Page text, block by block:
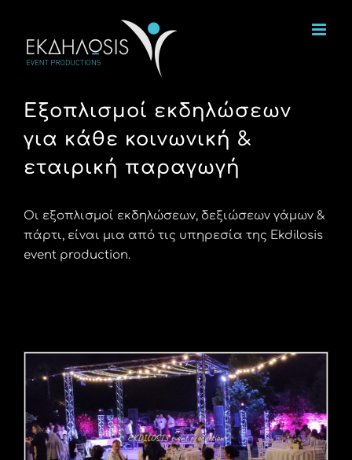
περιεχόμενο
Εξοπλισμοί εκδηλώσεων
για κάθε κοινωνική &
εταιρική παραγωγή
Οι εξοπλισμοί εκδηλώσεων, δεξιώσεων γάμων &
πάρτι, είναι μια από τις υπηρεσία της Ekdilosis
event production.